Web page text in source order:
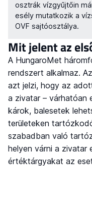
osztrák vízgyűjtőin
esély mutatkozik a
OVF sajtóosztálya.
Mit jelent az
A HungaroMet
rendszert alkalmaz.
azt jelzi, hogy az
a zivatar – várhatóan
károk, balesetek
területeken
szabadban való
helyen várni a zivatar
értéktárgyakat az